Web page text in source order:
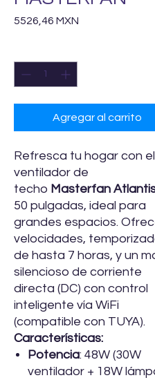
5526,46 MXN
Agregar al carrito
Refresca tu hogar con el
ventilador de
techo Masterfan
50 pulgadas, ideal para
grandes espacios.
velocidades,
de hasta 7 horas, y un
silencioso de corriente
directa (DC) con control
inteligente vía WiFi
(compatible con TUYA).
Características:
Potencia: 48W (30W
ventilador + 18W